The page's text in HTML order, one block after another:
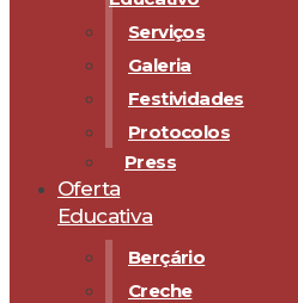
Serviços
Galeria
Festividades
Protocolos
Press
Oferta
Educativa
Berçário
Creche